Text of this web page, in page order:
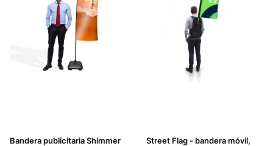
Bandera publicitaria Shimmer
Street Flag - bandera móvil,